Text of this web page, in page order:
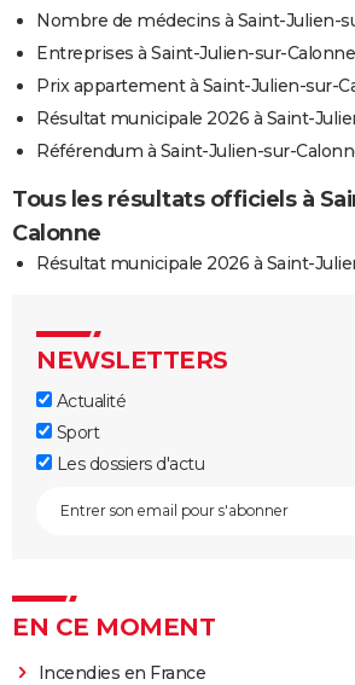
Nombre de médecins à Saint-Julien-
Entreprises à Saint-Julien-sur-Calonne
Prix appartement à Saint-Julien-sur-
Résultat municipale 2026 à Saint-
Référendum à Saint-Julien-sur-
Tous les résultats officiels à
Calonne
Résultat municipale 2026 à Saint-
NEWSLETTERS
Actualité
Sport
Les dossiers d'actu
EN CE MOMENT
Incendies en France